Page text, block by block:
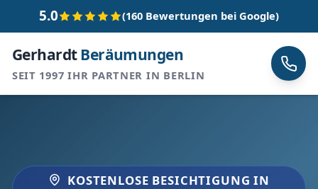
5.0 (160 Bewertungen bei Google)
GerhardtBeräumungen
SEIT 1997 IHR PARTNER IN BERLIN
KOSTENLOSE BESICHTIGUNG IN